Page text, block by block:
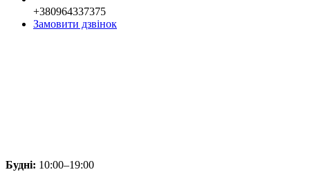
+380964337375
Замовити дзвінок
Будні: 10:00–19:00